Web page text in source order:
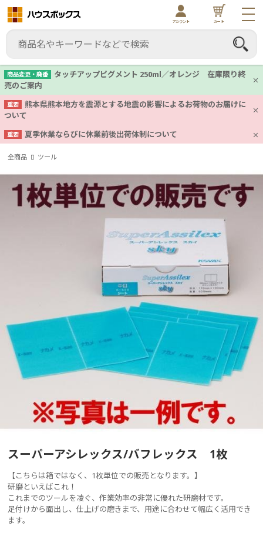
商品変更・廃番
タッチアップピグメント 250ml／オレンジ 在庫限り終
売のご案内
重要
熊本県熊本地方を震源とする地震の影響によるお荷物のお届けに
ついて
重要 夏季休業ならびに休業前後出荷体制について
アカウント カート
全商品 ツール
スーパーアシレックス/バフレックス 1枚
【こちらは箱ではなく、1枚単位での販売となります。】
研磨といえばこれ！
これまでのツールを凌ぐ、作業効率の非常に優れた研磨材です。
足付けから面出し、仕上げの磨きまで、用途に合わせて幅広く活用でき
ます。